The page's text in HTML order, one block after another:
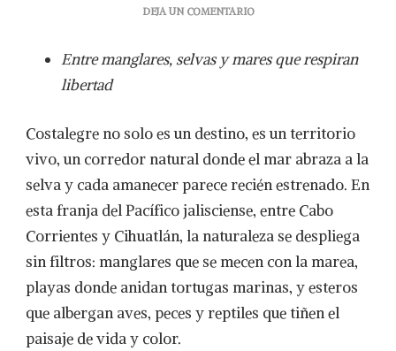
DEJA UN COMENTARIOEN
SUS
Entre manglares, selvas y mares que respiran
libertad
Costalegre no solo es un destino, es un territorio
vivo, un corredor natural donde el mar abraza a la
selva y cada amanecer parece recién estrenado. En
esta franja del Pacífico jalisciense, entre Cabo
Corrientes y Cihuatlán, la naturaleza se despliega
sin filtros: manglares que se mecen con la marea,
playas donde anidan tortugas marinas, y esteros
que albergan aves, peces y reptiles que tiñen el
paisaje de vida y color.